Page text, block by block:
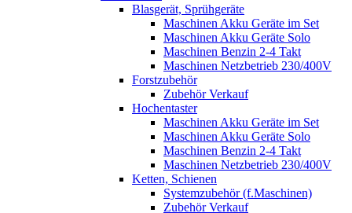
Blasgerät, Sprühgeräte
Maschinen Akku Geräte im Set
Maschinen Akku Geräte Solo
Maschinen Benzin 2-4 Takt
Maschinen Netzbetrieb 230/400V
Forstzubehör
Zubehör Verkauf
Hochentaster
Maschinen Akku Geräte im Set
Maschinen Akku Geräte Solo
Maschinen Benzin 2-4 Takt
Maschinen Netzbetrieb 230/400V
Ketten, Schienen
Systemzubehör (f.Maschinen)
Zubehör Verkauf